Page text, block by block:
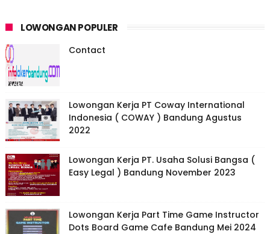
LOWONGAN POPULER
Contact
Lowongan Kerja PT Coway International
Indonesia ( COWAY ) Bandung Agustus
2022
Lowongan Kerja PT. Usaha Solusi Bangsa (
Easy Legal ) Bandung November 2023
Lowongan Kerja Part Time Game Instructor
Dots Board Game Cafe Bandung Mei 2024